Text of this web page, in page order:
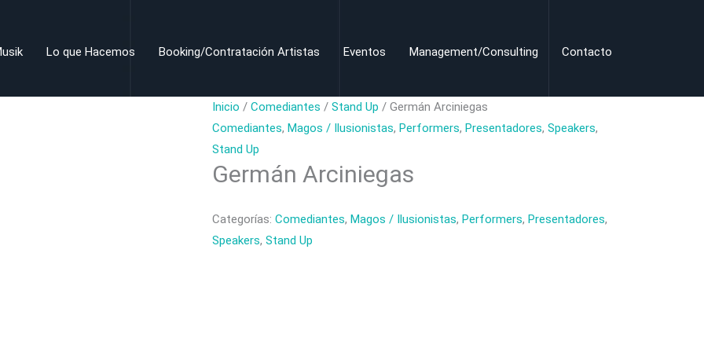
Lo que Hacemos Booking/Contratación Artistas Eventos Management/Consulting Contacto
Inicio / Comediantes / Stand Up / Germán Arciniegas
Comediantes, Magos / Ilusionistas, Performers, Presentadores, Speakers,
Stand Up
Germán Arciniegas
Categorías: Comediantes, Magos / Ilusionistas, Performers, Presentadores,
Speakers, Stand Up